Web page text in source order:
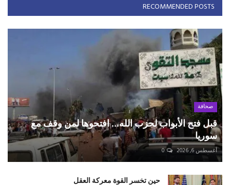
RECOMMENDED POSTS
صحافة
قبل فتح الأبواب لحزب الله... افتحوها لمن وقف مع
سوريا
أغسطس 6, 2026 0
حين تخسر القوة معركة العقل